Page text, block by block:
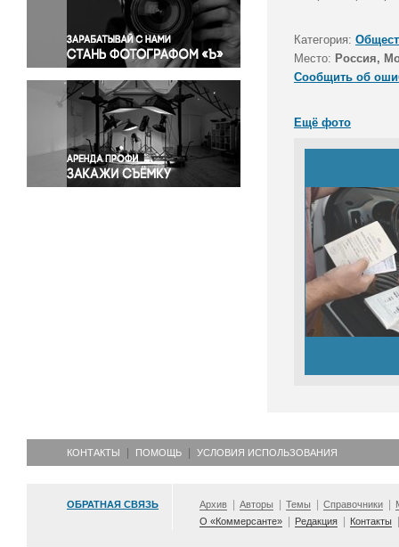
Правосудие
Происшествия и конфликты
Религия
Светская жизнь
Спорт
Экология
Экономика и бизнес
Категория:
Место: Россия,
Сообщить об
Ещё фото
КОНТАКТЫ ПОМОЩЬ УСЛОВИЯ ИСПОЛЬЗОВАНИЯ
ОБРАТНАЯ СВЯЗЬ Архив Авторы Темы Справочники
О «Коммерсанте»
Редакция Контакты